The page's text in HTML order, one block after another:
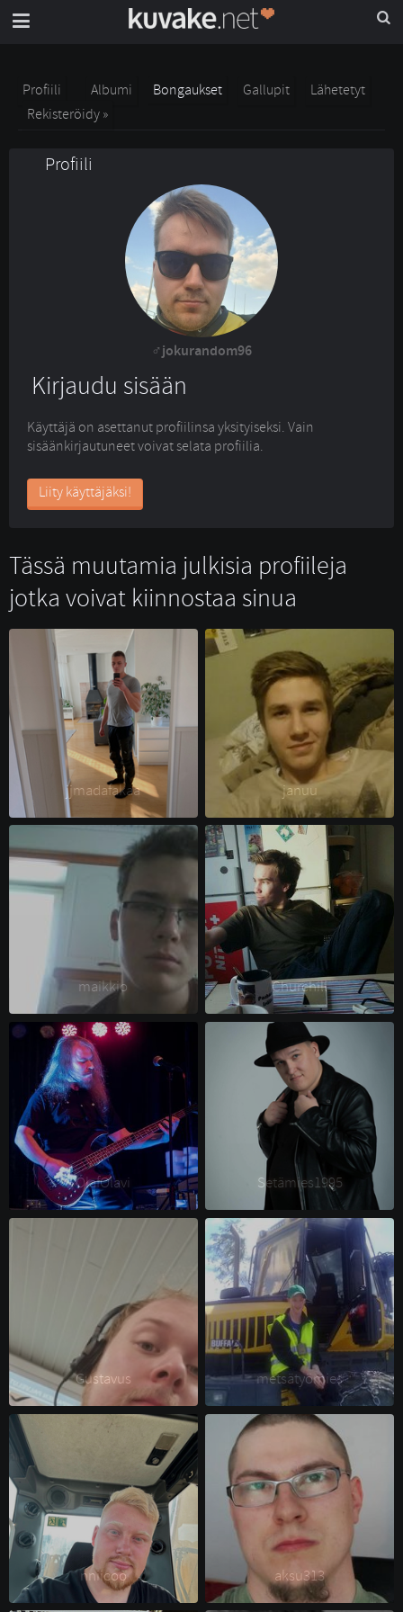
Profiili Albumi Bongaukset Gallupit
Lähetetyt
Rekisteröidy »
Profiili
jokurandom96
Kirjaudu sisään
Käyttäjä on asettanut profiilinsa yksityiseksi. Vain
sisäänkirjautuneet voivat selata profiilia.
Liity käyttäjäksi!
Tässä muutamia julkisia profiileja
jotka voivat kiinnostaa sinua
jjmadafakaa januu
maikkio Churchill
OlafOlavi Setämies1995
Gustavus metsätyömies
nniicoo aksu313